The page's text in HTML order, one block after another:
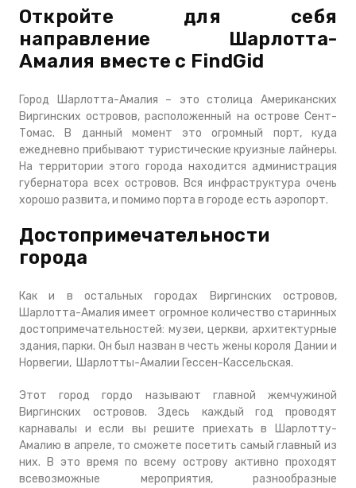
Откройте для себя
направление Шарлотта-
Амалия вместе с FindGid
Город Шарлотта-Амалия – это столица Американских
Виргинских островов, расположенный на острове Сент-
Томас. В данный момент это огромный порт, куда
ежедневно прибывают туристические круизные лайнеры.
На территории этого города находится администрация
губернатора всех островов. Вся инфраструктура очень
хорошо развита, и помимо порта в городе есть аэропорт.
Достопримечательности
города
Как и в остальных городах Виргинских островов,
Шарлотта-Амалия имеет огромное количество старинных
достопримечательностей: музеи, церкви, архитектурные
здания, парки. Он был назван в честь жены короля Дании и
Норвегии, Шарлотты-Амалии Гессен-Кассельская.
Этот город гордо называют главной жемчужиной
Виргинских островов. Здесь каждый год проводят
карнавалы и если вы решите приехать в Шарлотту-
Амалию в апреле, то сможете посетить самый главный из
них. В это время по всему острову активно проходят
всевозможные мероприятия, разнообразные